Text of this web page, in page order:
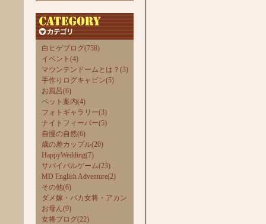
白ヒゲブログ(758)
イベント(4)
マウンテンドームとは？(3)
手作りログキャビン(5)
お風呂(6)
ペット案内(4)
フォトギャラリー(3)
ナイトフィーバー(5)
自慢の自然(6)
歳の差カップル(20)
HappyWedding(7)
サバイバルゲーム(23)
MD English Adventure(2)
その他(6)
ダメ嫁・バカ女将・アカン
お母ん(9)
女将ブログ(22)